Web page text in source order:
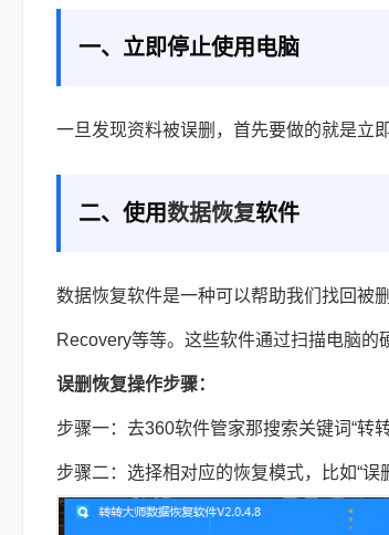
一、立即停止使用电脑
一旦发现资料被误删，首先要做的就是立
二、使用数据恢复软件
数据恢复软件是一种可以帮助我们找回被
Recovery等等。这些软件通过扫描电脑的
误删恢复操作步骤：
步骤一：去360软件管家那搜索关键词“转
步骤二：选择相对应的恢复模式，比如“误